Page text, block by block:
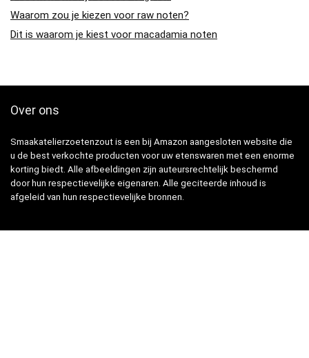
Waarom zou je kiezen voor raw noten?
Dit is waarom je kiest voor macadamia noten
Over ons
Smaakatelierzoetenzout is een bij Amazon aangesloten website die
u de best verkochte producten voor uw etenswaren met een enorme
korting biedt. Alle afbeeldingen zijn auteursrechtelijk beschermd
door hun respectievelijke eigenaren. Alle geciteerde inhoud is
afgeleid van hun respectievelijke bronnen.